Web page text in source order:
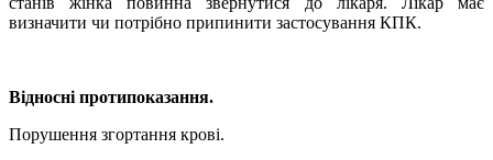
визначити чи потрібно припинити застосування КПК.
Відносні протипоказання.
Порушення згортання крові.